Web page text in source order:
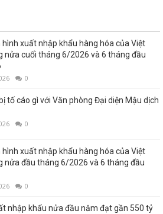
hình xuất nhập khẩu hàng hóa của Việt
nửa cuối tháng 6/2026 và 6 tháng đầu
0
tố cáo gì với Văn phòng Đại diện Mậu dịch
0
hình xuất nhập khẩu hàng hóa của Việt
nửa đầu tháng 6/2026 và 6 tháng đầu
0
nhập khẩu nửa đầu năm đạt gần 550 tỷ